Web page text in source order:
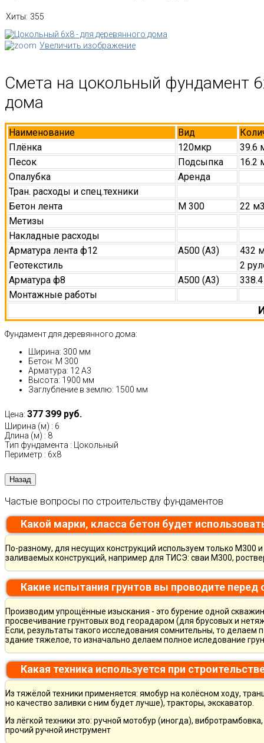
Хиты: 355
Увеличить изображение
Смета на цокольный фундамент
дома
Наименование Вид
Плёнка
120мкр
39.6
Песок
Подсыпка
16.2
Опалубка
Аренда
Тран. расходы и спец.техники
Бетон лента
М 300
22
Метизы
Накладные расходы
Арматура лента ф12
А500 (А3)
432
Геотекстиль
2
Арматура ф8
А500 (А3)
Монтажные работы
Фундамент для деревянного дома:
Ширина: 300 мм
Бетон: М 300
Арматура: 12 А3
Высота: 1900 мм
Заглубление в землю: 1500 мм
Цена: 377 399 руб.
Ширина (м) : 6
Длина (м) : 8
Тип фундамента : Цокольный
Периметр : 6х8
Частые вопросы по строительству фундаментов
Какой марки, класса бетон будет
По-разному, для несущих конструкций используем только М300
заливаемых конструкций, например для ТИСЭ: сваи М300,
Какие испытания грунтов вы проводите перед
Производим упрощённые изыскания - это бурение одной
просвечивание грунтовых вод георадаром (для брусовых и
Если, результаты такого исследования сомнительны, то
здание тяжелое, то изначально делаем полное иследование
Какая техника используется при
Из тяжёлой техники применяется: ямобур на колёсном ходу,
но качество заливки с ним будет лучше), тракторы, экскаватор.
Из лёгкой техники это: ручной мотобур (иногда),
прочий ручной инструмент